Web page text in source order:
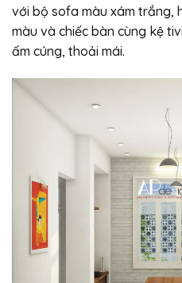
với bộ sofa màu xám trắng,
màu và chiếc bàn cùng kệ
ấm cúng, thoải mái.